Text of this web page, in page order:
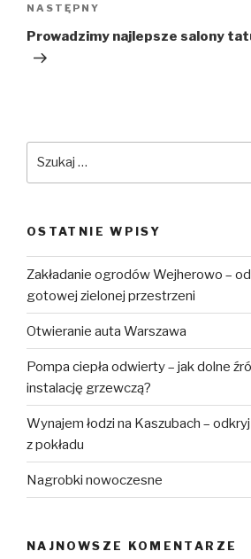
Następny
wpis
NASTĘPNY
Prowadzimy najlepsze salony
OSTATNIE WPISY
Zakładanie ogrodów Wejherowo –
gotowej zielonej przestrzeni
Otwieranie auta Warszawa
Pompa ciepła odwierty – jak dolne
instalację grzewczą?
Wynajem łodzi na Kaszubach –
z pokładu
Nagrobki nowoczesne
NAJNOWSZE KOMENTARZE